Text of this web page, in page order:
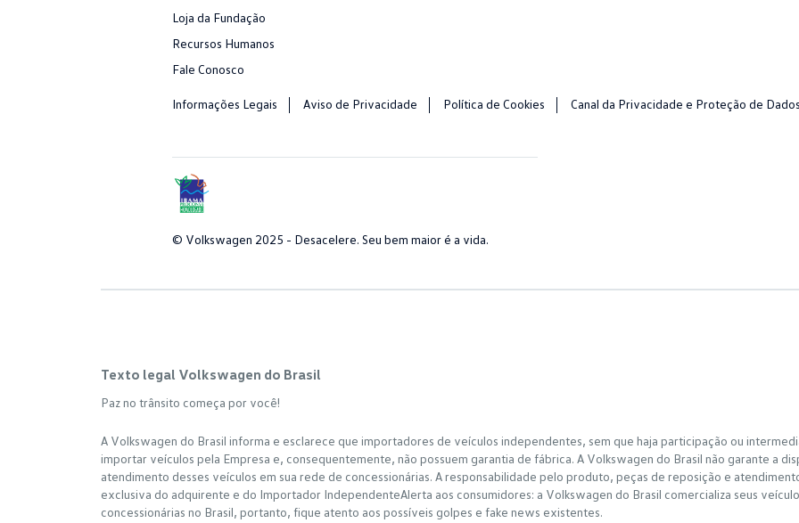
Loja da Fundação
Recursos Humanos
Fale Conosco
Informações Legais Aviso de Privacidade Política de Cookies Canal da Privacidade e Proteção de
© Volkswagen 2025 - Desacelere. Seu bem maior é a vida.
Texto legal Volkswagen do Brasil
Paz no trânsito começa por você!
A Volkswagen do Brasil informa e esclarece que importadores de veículos independentes, sem que haja participação ou
importar veículos pela Empresa e, consequentemente, não possuem garantia de fábrica. A Volkswagen do Brasil não garante a
atendimento desses veículos em sua rede de concessionárias. A responsabilidade pelo produto, peças de reposição e
exclusiva do adquirente e do Importador IndependenteAlerta aos consumidores: a Volkswagen do Brasil comercializa seus
concessionárias no Brasil, portanto, fique atento aos possíveis golpes e fake news existentes.